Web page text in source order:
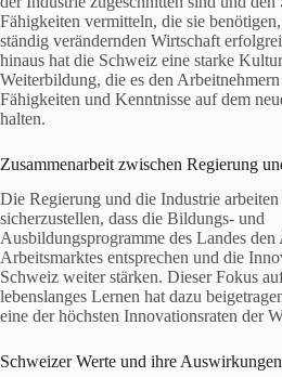
Fähigkeiten vermitteln, die sie
ständig verändernden Wirtschaft
hinaus hat die Schweiz eine starke
Weiterbildung, die es den
Fähigkeiten und Kenntnisse auf dem
halten.
Zusammenarbeit zwischen Regierung
Die Regierung und die Industrie
sicherzustellen, dass die Bildungs- und
Ausbildungsprogramme des Landes
Arbeitsmarktes entsprechen und die
Schweiz weiter stärken. Dieser Fokus
lebenslanges Lernen hat dazu
eine der höchsten Innovationsraten der
Schweizer Werte und ihre